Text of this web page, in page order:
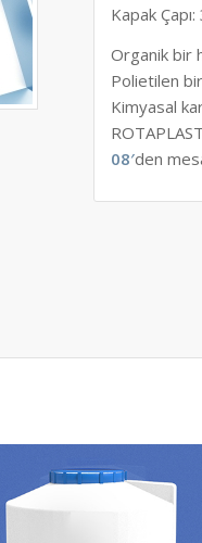
Kapak
Organik bir
Polietilen
Kimyasal
08′den